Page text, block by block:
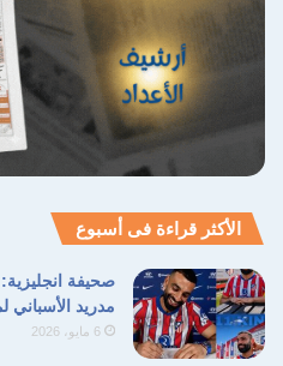
الأكثر قراءة فى أسبوع
صحيفة انجليزية:
مدريد الأسباني
6 مايو، 2026